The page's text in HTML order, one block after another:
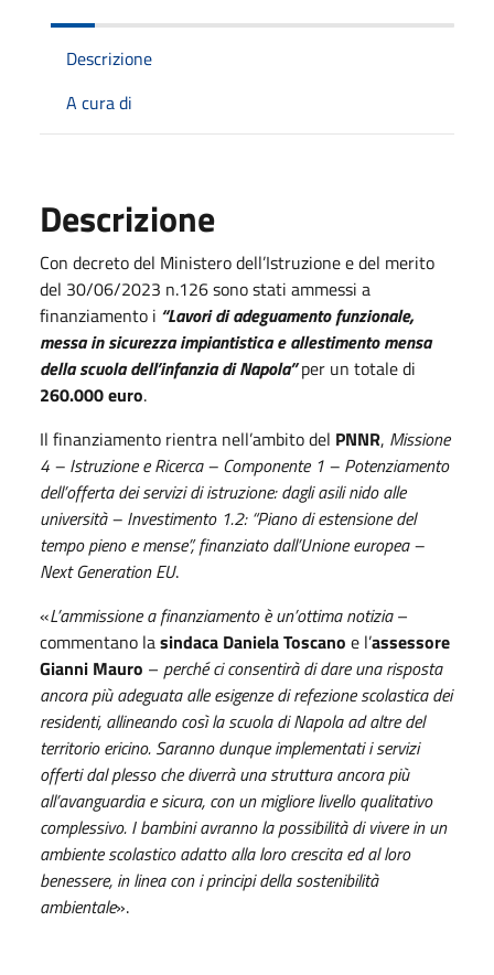
Descrizione
A cura di
Descrizione
Con decreto del Ministero dell’Istruzione e del merito
del 30/06/2023 n.126 sono stati ammessi a
finanziamento i “Lavori di adeguamento funzionale,
messa in sicurezza impiantistica e allestimento mensa
della scuola dell’infanzia di Napola”per un totale di
260.000 euro.
Il finanziamento rientra nell’ambito del PNNR, Missione
4 – Istruzione e Ricerca – Componente 1 – Potenziamento
dell’offerta dei servizi di istruzione: dagli asili nido alle
università – Investimento 1.2: “Piano di estensione del
tempo pieno e mense”, finanziato dall’Unione europea –
Next Generation EU.
«L’ammissione a finanziamento è un’ottima notizia–
commentano lasindaca Daniela Toscano e l’assessore
Gianni Mauro – perché ci consentirà di dare una risposta
ancora più adeguata alle esigenze di refezione scolastica dei
residenti, allineando così la scuola di Napola ad altre del
territorio ericino. Saranno dunque implementati i servizi
offerti dal plesso che diverrà una struttura ancora più
all’avanguardia e sicura, con un migliore livello qualitativo
complessivo. I bambini avranno la possibilità di vivere in un
ambiente scolastico adatto alla loro crescita ed al loro
benessere, in linea con i principi della sostenibilità
ambientale».